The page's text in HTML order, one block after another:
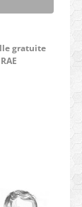
gratuite